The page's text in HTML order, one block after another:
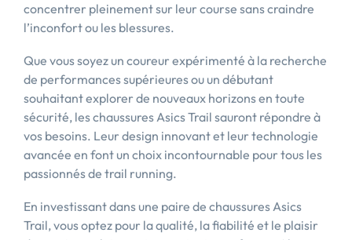
concentrer pleinement sur leur course sans craindre
l’inconfort ou les blessures.
Que vous soyez un coureur expérimenté à la recherche
de performances supérieures ou un débutant
souhaitant explorer de nouveaux horizons en toute
sécurité, les chaussures Asics Trail sauront répondre à
vos besoins. Leur design innovant et leur technologie
avancée en font un choix incontournable pour tous les
passionnés de trail running.
En investissant dans une paire de chaussures Asics
Trail, vous optez pour la qualité, la fiabilité et le plaisir